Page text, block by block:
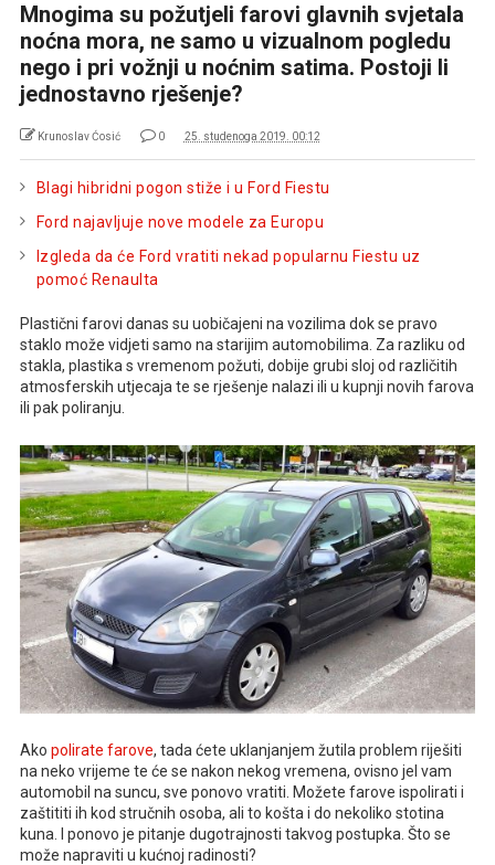
Mnogima su požutjeli farovi glavnih svjetala
noćna mora, ne samo u vizualnom pogledu
nego i pri vožnji u noćnim satima. Postoji li
jednostavno rješenje?
Krunoslav Ćosić 0 25. studenoga 2019. 00:12
Blagi hibridni pogon stiže i u Ford Fiestu
Ford najavljuje nove modele za Europu
Izgleda da će Ford vratiti nekad popularnu Fiestu uz
pomoć Renaulta
Plastični farovi danas su uobičajeni na vozilima dok se pravo
staklo može vidjeti samo na starijim automobilima. Za razliku od
stakla, plastika s vremenom požuti, dobije grubi sloj od različitih
atmosferskih utjecaja te se rješenje nalazi ili u kupnji novih farova
ili pak poliranju.
Ako polirate farove, tada ćete uklanjanjem žutila problem riješiti
na neko vrijeme te će se nakon nekog vremena, ovisno jel vam
automobil na suncu, sve ponovo vratiti. Možete farove ispolirati i
zaštititi ih kod stručnih osoba, ali to košta i do nekoliko stotina
kuna. I ponovo je pitanje dugotrajnosti takvog postupka. Što se
može napraviti u kućnoj radinosti?